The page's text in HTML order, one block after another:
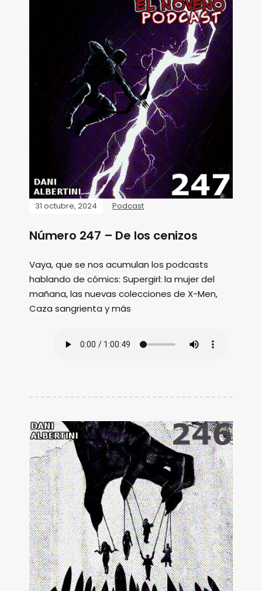
31 octubre, 2024 Podcast
Número 247 – De los cenizos
Vaya, que se nos acumulan los podcasts
hablando de cómics: Supergirl: la mujer del
mañana, las nuevas colecciones de X-Men,
Caza sangrienta y más